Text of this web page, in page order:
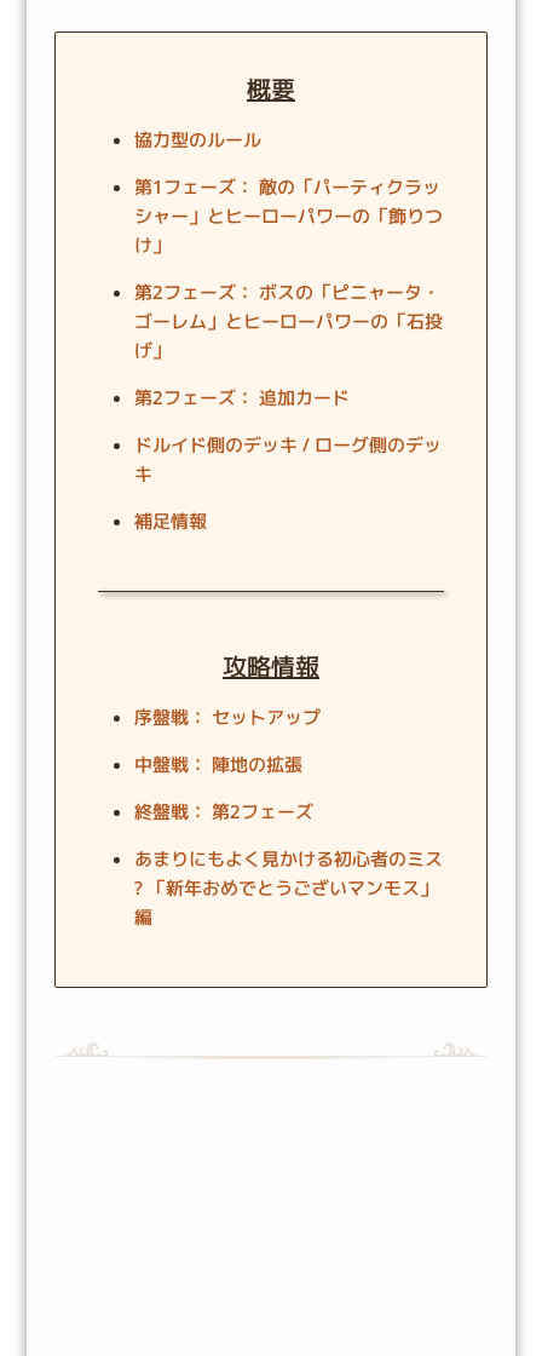
概要
協力型のルール
第1フェーズ： 敵の「パーティクラッ
シャー」とヒーローパワーの「飾りつ
け」
第2フェーズ： ボスの「ピニャータ・
ゴーレム」とヒーローパワーの「石投
げ」
第2フェーズ： 追加カード
ドルイド側のデッキ / ローグ側のデッ
キ
補足情報
攻略情報
序盤戦： セットアップ
中盤戦： 陣地の拡張
終盤戦： 第2フェーズ
あまりにもよく見かける初心者のミス
? 「新年おめでとうございマンモス」
編